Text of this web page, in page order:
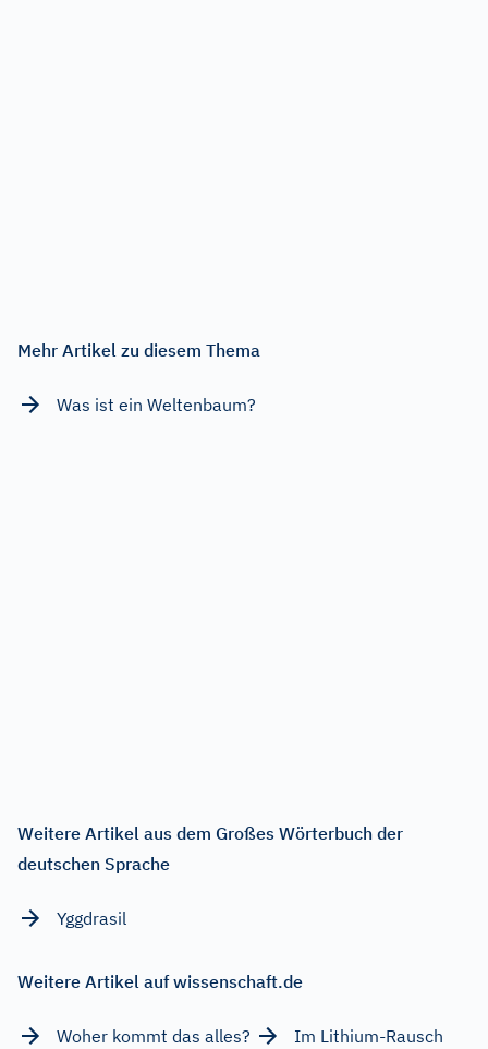
Mehr Artikel zu diesem Thema
Was ist ein Weltenbaum?
Weitere Artikel aus dem Großes Wörterbuch der
deutschen Sprache
Yggdrasil
Weitere Artikel auf wissenschaft.de
Woher kommt das alles?
Im Lithium-Rausch